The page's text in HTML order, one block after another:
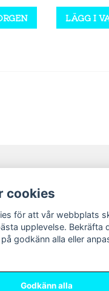
LÄGG I
Mitt konto
Logga in
Registrera dig
Glömt
cookies
för att vår webbplats
upplevelse. Bekräfta
godkänn alla eller
Godkänn alla